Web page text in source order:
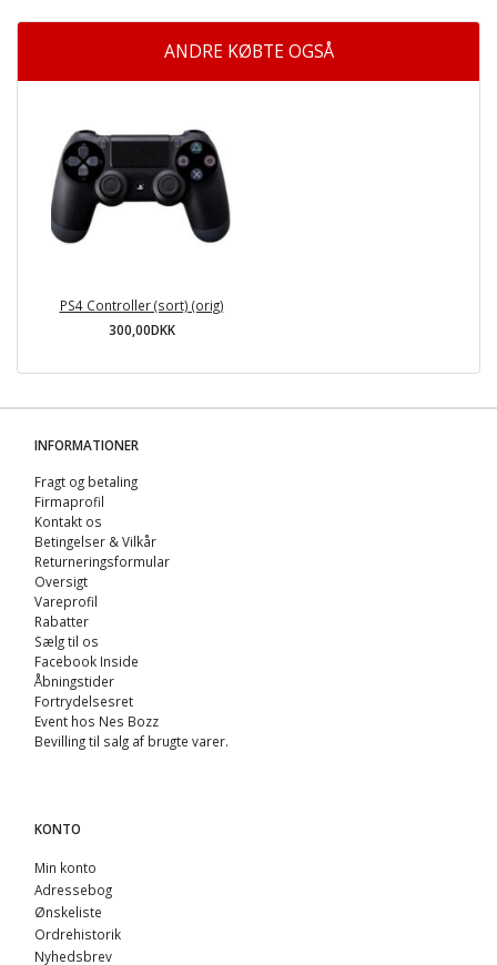
ANDRE KØBTE OGSÅ
PS4 Controller (sort) (orig)
300,00DKK
INFORMATIONER
Fragt og betaling
Firmaprofil
Kontakt os
Betingelser & Vilkår
Returneringsformular
Oversigt
Vareprofil
Rabatter
Sælg til os
Facebook Inside
Åbningstider
Fortrydelsesret
Event hos Nes Bozz
Bevilling til salg af brugte varer.
KONTO
Min konto
Adressebog
Ønskeliste
Ordrehistorik
Nyhedsbrev